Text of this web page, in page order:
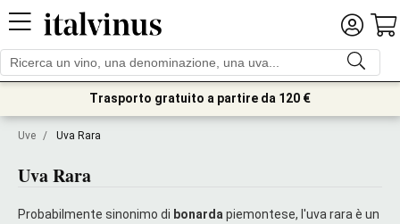
Trasporto gratuito a partire da 120 €
Uve / Uva Rara
Uva Rara
Probabilmente sinonimo di bonarda piemontese, l'uva rara è un